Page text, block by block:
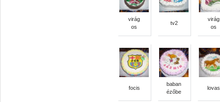
virág
os
tv2
virág
os
focis
baban
ézőbe
lovas